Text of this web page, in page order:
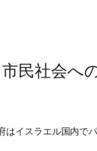
民社会へ
はイスラエル国内で